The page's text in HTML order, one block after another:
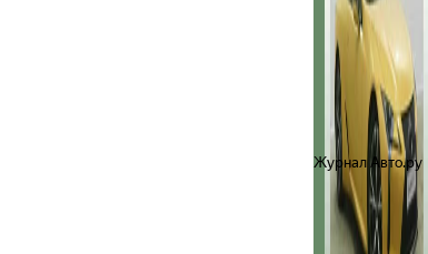
Журнал Авто.ру